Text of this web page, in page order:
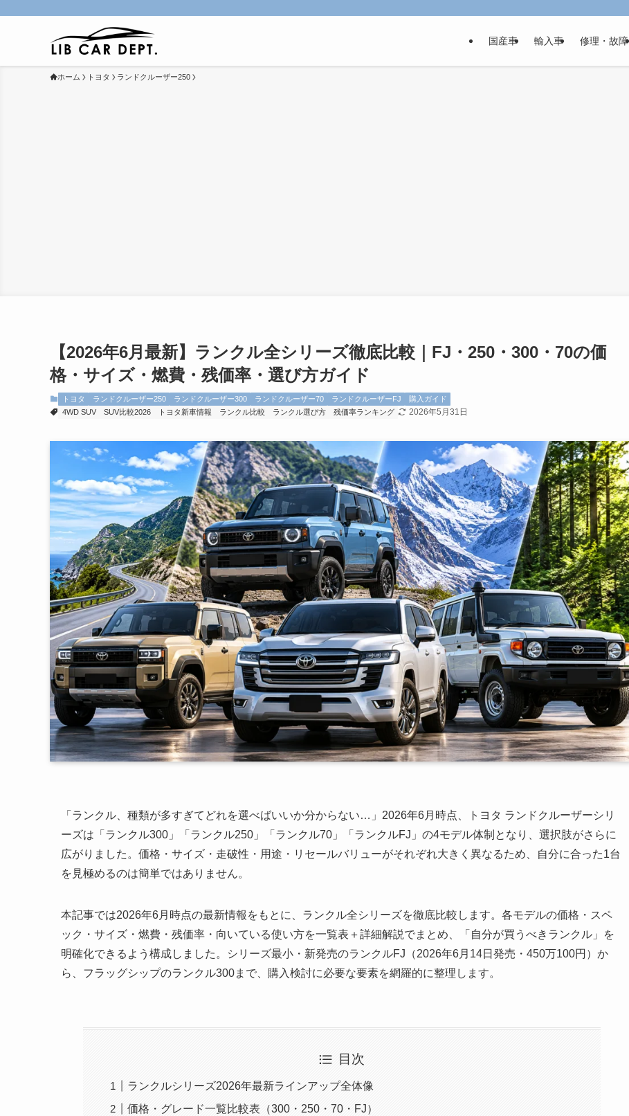
国産車 輸入車 修理・故障
ホーム トヨタ ランドクルーザー250
【2026年6月最新】ランクル全シリーズ徹底比較｜FJ・250・300・70の価
格・サイズ・燃費・残価率・選び方ガイド
トヨタ ランドクルーザー250 ランドクルーザー300 ランドクルーザー70 ランドクルーザーFJ
購入ガイド
4WD SUV
SUV比較2026 トヨタ新車情報 ランクル比較 ランクル選び方 残価率ランキング 2026年5月31日
「ランクル、種類が多すぎてどれを選べばいいか分からない…」2026年6月時点、トヨタ ランドクルーザーシリ
ーズは「ランクル300」「ランクル250」「ランクル70」「ランクルFJ」の4モデル体制となり、選択肢がさらに
広がりました。価格・サイズ・走破性・用途・リセールバリューがそれぞれ大きく異なるため、自分に合った1台
を見極めるのは簡単ではありません。
本記事では2026年6月時点の最新情報をもとに、ランクル全シリーズを徹底比較します。各モデルの価格・スペ
ック・サイズ・燃費・残価率・向いている使い方を一覧表＋詳細解説でまとめ、「自分が買うべきランクル」を
明確化できるよう構成しました。シリーズ最小・新発売のランクルFJ（2026年6月14日発売・450万100円）か
ら、フラッグシップのランクル300まで、購入検討に必要な要素を網羅的に整理します。
目次
ランクルシリーズ2026年最新ラインアップ全体像
価格・グレード一覧比較表（300・250・70・FJ）